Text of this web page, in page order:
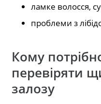
ламке волосся,
проблеми з
Кому
перевіряти
залозу